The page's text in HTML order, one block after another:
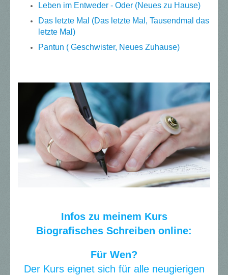
Leben im Entweder - Oder (Neues zu Hause)
Das letzte Mal (Das letzte Mal, Tausendmal das
letzte Mal)
Pantun ( Geschwister, Neues Zuhause)
Infos zu meinem Kurs
Biografisches Schreiben online:
Für Wen?
Der Kurs eignet sich für alle neugierigen